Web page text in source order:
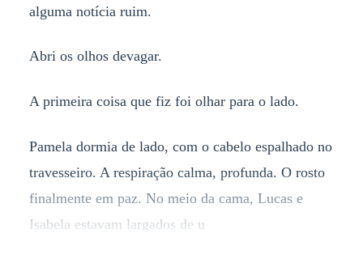
alguma notícia ruim.
Abri os olhos devagar.
A primeira coisa que fiz foi olhar para o lado.
Pamela dormia de lado, com o cabelo espalhado no
travesseiro. A respiração calma, profunda. O rosto
finalmente em paz. No meio da cama, Lucas e
Isabela estavam largados de u